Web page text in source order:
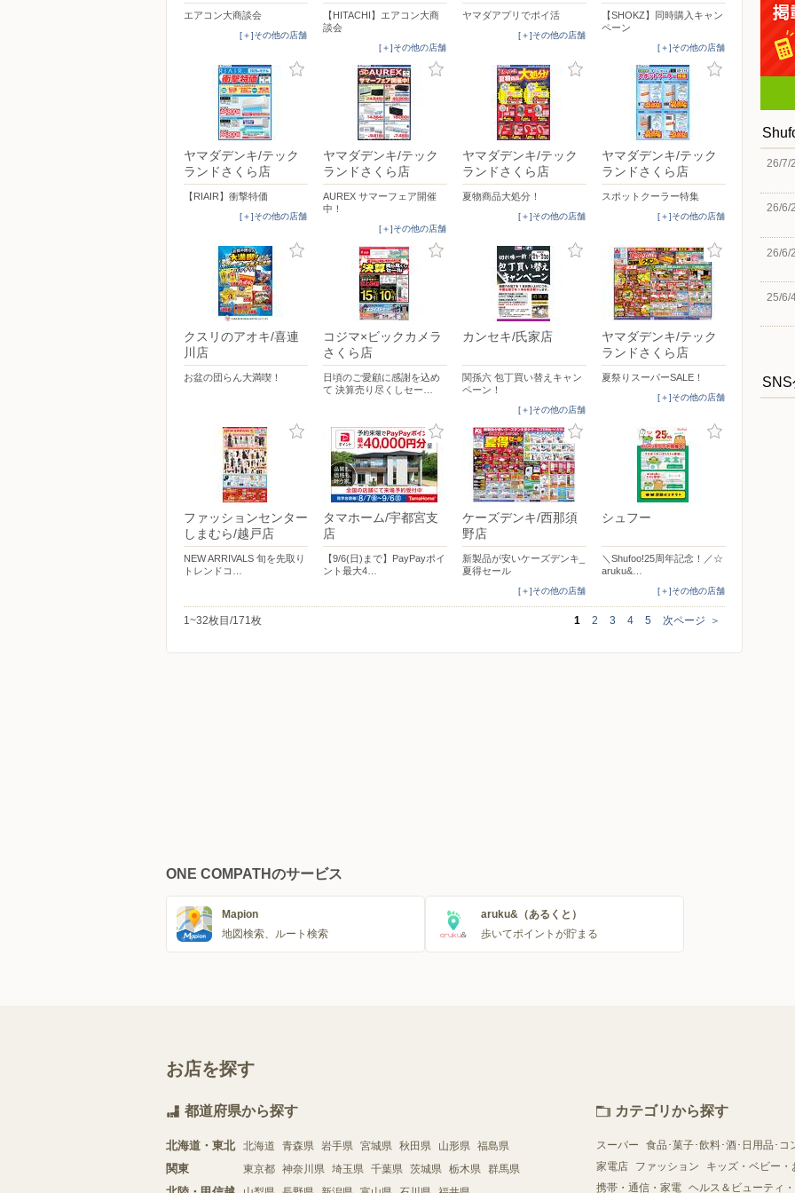
エアコン大商談会
[＋]その他の店舗
【HITACHI】エアコン大商
談会
[＋]その他の店舗
ヤマダアプリでポイ活
[＋]その他の店舗
【SHOKZ】同時購入キャン
ペーン
[＋]その他の店舗
ヤマダデンキ/テック
ランドさくら店
【RIAIR】衝撃特価
[＋]その他の店舗
ヤマダデンキ/テック
ランドさくら店
AUREX サマーフェア開催
中！
[＋]その他の店舗
ヤマダデンキ/テック
ランドさくら店
夏物商品大処分！
[＋]その他の店舗
ヤマダデンキ/テック
ランドさくら店
スポットクーラー特集
[＋]その他の店舗
クスリのアオキ/喜連
川店
お盆の団らん大満喫！
コジマ×ビックカメラ
さくら店
日頃のご愛顧に感謝を込め
て 決算売り尽くしセー…
カンセキ/氏家店
関孫六 包丁買い替えキャン
ペーン！
[＋]その他の店舗
ヤマダデンキ/テック
ランドさくら店
夏祭りスーパーSALE！
[＋]その他の店舗
ファッションセンター
しまむら/越戸店
NEW ARRIVALS 旬を先取り
トレンドコ…
タマホーム/宇都宮支
店
【9/6(日)まで】PayPayポイ
ント最大4…
ケーズデンキ/西那須
野店
新製品が安いケーズデンキ_
夏得セール
[＋]その他の店舗
シュフー
＼Shufoo!25周年記念！／☆
aruku&…
[＋]その他の店舗
1~32枚目/171枚 1 2 3 4 5 次ページ ＞
26/7/
26/6/
26/6/
25/6/
ONE COMPATHのサービス
Mapion
地図検索、ルート検索
aruku&（あるくと）
歩いてポイントが貯まる
お店を探す
都道府県から探す
北海道・東北 北海道 青森県 岩手県 宮城県 秋田県 山形県 福島県
関東 東京都 神奈川県 埼玉県 千葉県 茨城県 栃木県 群馬県
カテゴリから探す
スーパー
食品･菓子･飲料･酒･日用品･コ
家電店
ファッション
キッズ・ベビー・
携帯・通信・家電 ヘルス＆ビューティ